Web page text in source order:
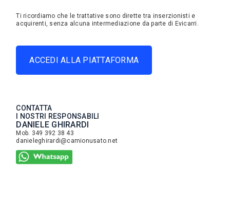
CONTATTA
I NOSTRI RESPONSABILI
DANIELE GHIRARDI
Mob. 349 392 38 43
danieleghirardi@camionusato.net
Ti ricordiamo che le trattative sono dirette tra inserzionisti e
acquirenti, senza alcuna intermediazione da parte di Evicarri.
ACCEDI ALLA PIATTAFORMA